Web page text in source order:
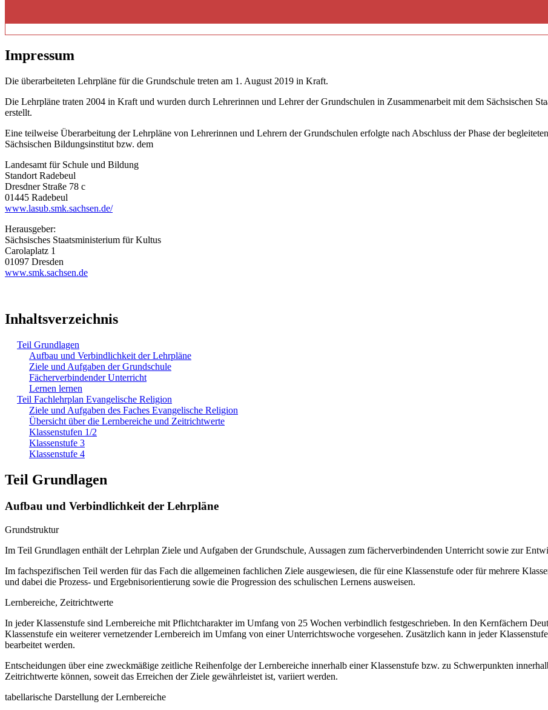
Impressum
Die überarbeiteten Lehrpläne für die Grundschule treten am 1. August 2019 in Kraft.
Die Lehrpläne traten 2004 in Kraft und wurden durch Lehrerinnen und Lehrer der Grundschulen in Zusammenarbeit mit dem Sächsischen
erstellt.
Eine teilweise Überarbeitung der Lehrpläne von Lehrerinnen und Lehrern der Grundschulen erfolgte nach Abschluss der Phase der
Sächsischen Bildungsinstitut bzw. dem
Landesamt für Schule und Bildung
Standort Radebeul
Dresdner Straße 78 c
01445 Radebeul
www.lasub.smk.sachsen.de/
Herausgeber:
Sächsisches Staatsministerium für Kultus
Carolaplatz 1
01097 Dresden
www.smk.sachsen.de
Inhaltsverzeichnis
Teil Grundlagen
Aufbau und Verbindlichkeit der Lehrpläne
Ziele und Aufgaben der Grundschule
Fächerverbindender Unterricht
Lernen lernen
Teil Fachlehrplan Evangelische Religion
Ziele und Aufgaben des Faches Evangelische Religion
Übersicht über die Lernbereiche und Zeitrichtwerte
Klassenstufen 1/2
Klassenstufe 3
Klassenstufe 4
Teil Grundlagen
Aufbau und Verbindlichkeit der Lehrpläne
Grundstruktur
Im Teil Grundlagen enthält der Lehrplan Ziele und Aufgaben der Grundschule, Aussagen zum fächerverbindenden Unterricht sowie zur
Im fachspezifischen Teil werden für das Fach die allgemeinen fachlichen Ziele ausgewiesen, die für eine Klassenstufe oder für mehrere
und dabei die Prozess- und Ergebnisorientierung sowie die Progression des schulischen Lernens ausweisen.
Lernbereiche, Zeitrichtwerte
In jeder Klassenstufe sind Lernbereiche mit Pflichtcharakter im Umfang von 25 Wochen verbindlich festgeschrieben. In den Kernfächern
Klassenstufe ein weiterer vernetzender Lernbereich im Umfang von einer Unterrichtswoche vorgesehen. Zusätzlich kann in jeder
bearbeitet werden.
Entscheidungen über eine zweckmäßige zeitliche Reihenfolge der Lernbereiche innerhalb einer Klassenstufe bzw. zu Schwerpunkten
Zeitrichtwerte können, soweit das Erreichen der Ziele gewährleistet ist, variiert werden.
tabellarische Darstellung der Lernbereiche